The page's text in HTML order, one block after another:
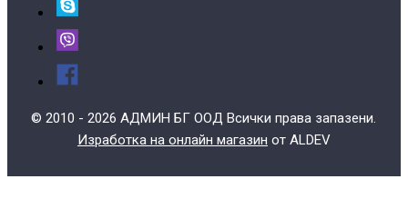
© 2010 - 2026 АДМИН БГ ООД Всички права запазени.
Изработка на онлайн магазин от ALDEV